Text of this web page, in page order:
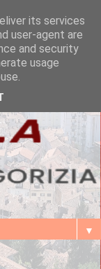
▼
its services
user-agent are
and security
usage